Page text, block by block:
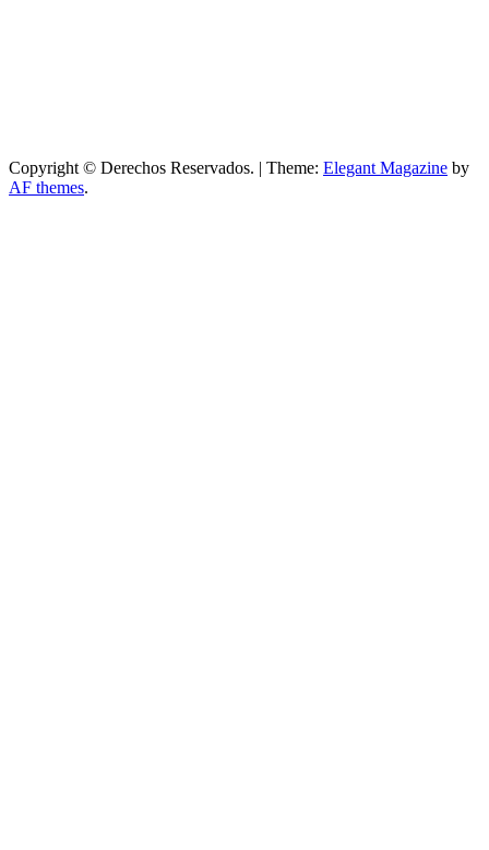
Copyright © Derechos Reservados. | Theme: Elegant Magazine by
AF themes.